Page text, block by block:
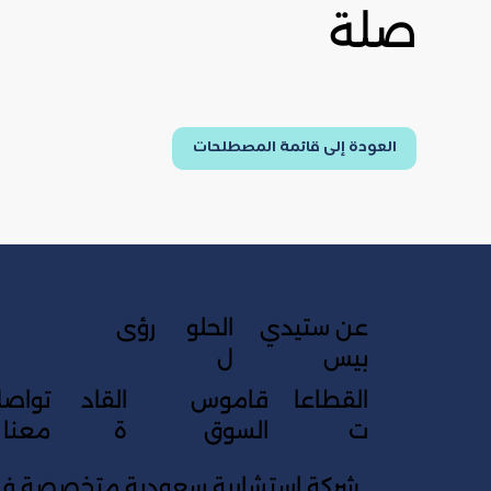
صلة
العودة إلى قائمة المصطلحات
رؤى
الحلو
ل
عن ستيدي
بيس
معنا
القاد
ة
قاموس
السوق
القطاعا
ت